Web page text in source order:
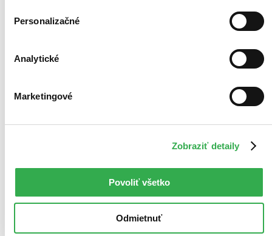
Personalizačné
Analytické
Marketingové
Zobraziť detaily
Povoliť všetko
Odmietnuť